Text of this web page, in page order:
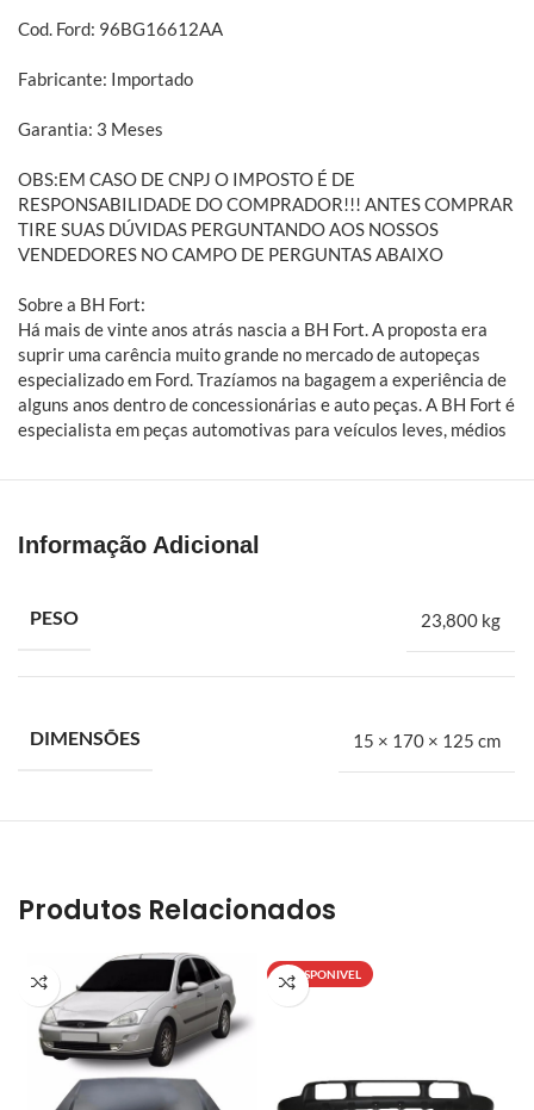
Cod. Ford: 96BG16612AA
Fabricante: Importado
Garantia: 3 Meses
OBS:EM CASO DE CNPJ O IMPOSTO É DE
RESPONSABILIDADE DO COMPRADOR!!! ANTES COMPRAR
TIRE SUAS DÚVIDAS PERGUNTANDO AOS NOSSOS
VENDEDORES NO CAMPO DE PERGUNTAS ABAIXO
Sobre a BH Fort:
Há mais de vinte anos atrás nascia a BH Fort. A proposta era
suprir uma carência muito grande no mercado de autopeças
especializado em Ford. Trazíamos na bagagem a experiência de
alguns anos dentro de concessionárias e auto peças. A BH Fort é
especialista em peças automotivas para veículos leves, médios
suspensões, filtros e mais
Capô do motor Ford Mondeo 1997 a 2001
Informação Adicional
PESO 23,800 kg
DIMENSÕES 15 × 170 × 125 cm
Produtos Relacionados
INDISPONIVEL